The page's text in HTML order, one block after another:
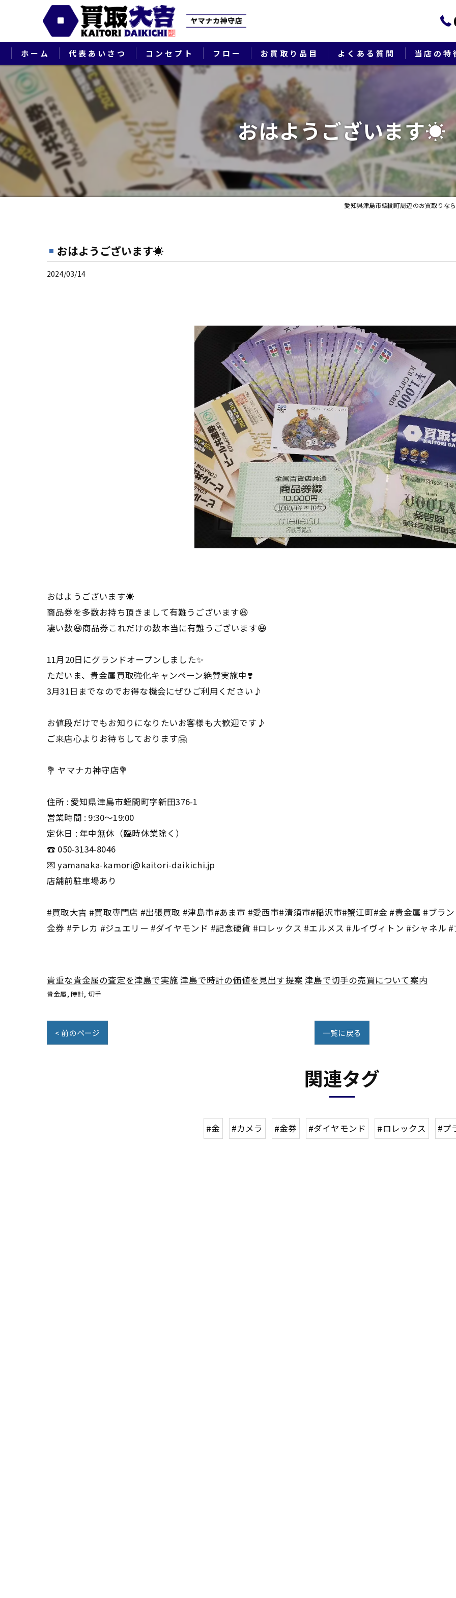
ホーム 代表あいさつ コンセプト フロー お買取り品目 よくある質問 当店の特
貴金属
切手
時計
生前整理・
おはようございます☀
愛知県津島市蛭間町周辺のお買取りな
おはようございます☀
2024/03/14
おはようございます☀
商品券を多数お持ち頂きまして有難うございます😆
凄い数😆商品券これだけの数本当に有難うございます😆
11月20日にグランドオープンしました✨
ただいま、貴金属買取強化キャンペーン絶賛実施中❣️
3月31日までなのでお得な機会にぜひご利用ください♪
お値段だけでもお知りになりたいお客様も大歓迎です♪
ご来店心よりお待ちしております🤗
💐 ヤマナカ神守店💐
住所 : 愛知県津島市蛭間町字新田376-1
営業時間 : 9:30〜19:00
定休日 : 年中無休（臨時休業除く）
☎️ 050-3134-8046
💌 yamanaka-kamori@kaitori-daikichi.jp
店舗前駐車場あり
#買取大吉 #買取専門店 #出張買取 #津島市#あま市 #愛西市#清須市#稲沢市#蟹江町#金 #貴金属 #ブラ
金券 #テレカ #ジュエリー #ダイヤモンド #記念硬貨 #ロレックス #エルメス #ルイヴィトン #シャネル #
貴重な貴金属の査定を津島で実施 津島で時計の価値を見出す提案 津島で切手の売買について案内
貴金属 時計 切手
< 前のページ 一覧に戻る
関連タグ
#金 #カメラ #金券 #ダイヤモンド #ロレックス #プ